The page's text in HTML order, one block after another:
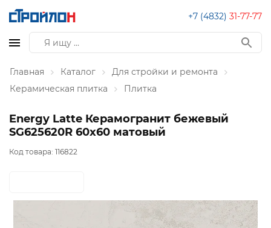
+7 (4832) 31-77-77
Главная Каталог
Для стройки и ремонта
Керамическая плитка
Плитка
Energy Latte Керамогранит бежевый
SG625620R 60х60 матовый
Код товара: 116822